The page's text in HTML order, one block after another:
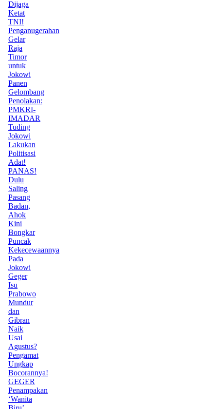
Dijaga
Ketat
TNI!
Penganugerahan
Gelar
Raja
Timor
untuk
Jokowi
Panen
Gelombang
Penolakan:
PMKRI-
IMADAR
Tuding
Jokowi
Lakukan
Politisasi
Adat!
PANAS!
Dulu
Saling
Pasang
Badan,
Ahok
Kini
Bongkar
Puncak
Kekecewaannya
Pada
Jokowi
Geger
Isu
Prabowo
Mundur
dan
Gibran
Naik
Usai
Agustus?
Pengamat
Ungkap
Bocorannya!
GEGER
Penampakan
‘Wanita